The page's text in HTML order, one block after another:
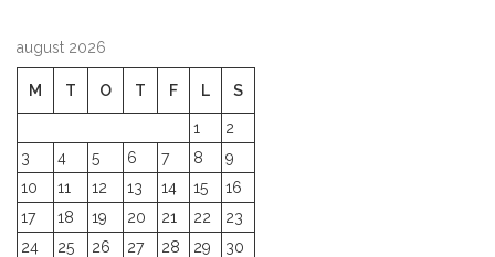
august 2026
M T O T F L S
1
2
3
4 5 6 7 8
9
10
11 12 13 14 15
16
17
18 19 20 21 22
23
24
25 26 27 28 29 30